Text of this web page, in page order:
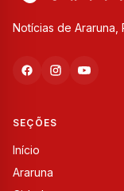
Notícias de Araruna,
SEÇÕES
Início
Araruna